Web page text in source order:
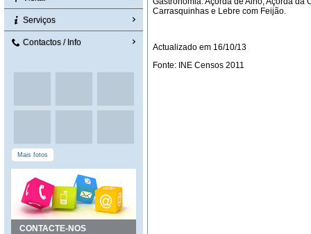
Serviços
Contactos / Info
Mais fotos
CONTACTE-NOS
Carrasquinhas e Lebre com Feijão.
Actualizado em 16/10/13
Fonte: INE Censos 2011